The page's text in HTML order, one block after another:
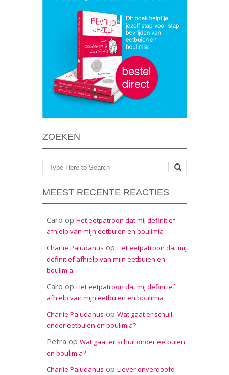
ZOEKEN
Zoeken
MEEST RECENTE REACTIES
Caro op Het eetpatroon dat mij definitief
afhielp van mijn eetbuien en boulimia
Charlie Paludanus op Het eetpatroon dat mij
definitief afhielp van mijn eetbuien en
boulimia
Caro op Het eetpatroon dat mij definitief
afhielp van mijn eetbuien en boulimia
Charlie Paludanus op Wat gaat er schuil
onder eetbuien en boulimia?
Petra op Wat gaat er schuil onder eetbuien
en boulimia?
Charlie Paludanus op Liever onverdoofd